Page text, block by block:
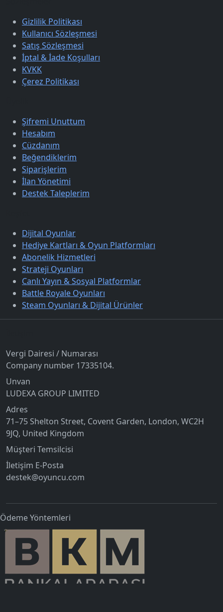
Gizlilik Politikası
Kullanıcı Sözleşmesi
Satış Sözleşmesi
İptal & İade Koşulları
KVKK
Çerez Politikası
Şifremi Unuttum
Hesabım
Cüzdanım
Beğendiklerim
Siparişlerim
İlan Yönetimi
Destek Taleplerim
Dijital Oyunlar
Hediye Kartları & Oyun Platformları
Abonelik Hizmetleri
Strateji Oyunları
Canlı Yayın & Sosyal Platformlar
Battle Royale Oyunları
Steam Oyunları & Dijital Ürünler
Vergi Dairesi / Numarası
Company number 17335104.
Unvan
LUDEXA GROUP LIMITED
Adres
71–75 Shelton Street, Covent Garden, London, WC2H
9JQ, United Kingdom
Müşteri Temsilcisi
İletişim E-Posta
destek@oyuncu.com
Ödeme Yöntemleri